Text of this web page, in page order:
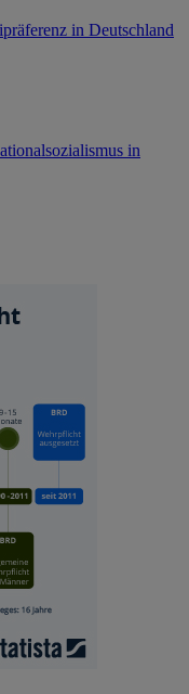
in Deutschland
in